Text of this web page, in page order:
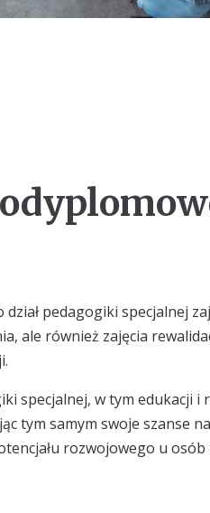
dział pedagogiki specjalnej
ale również zajęcia
specjalnej, w tym edukacji i
tym samym swoje szanse
rozwojowego u osób